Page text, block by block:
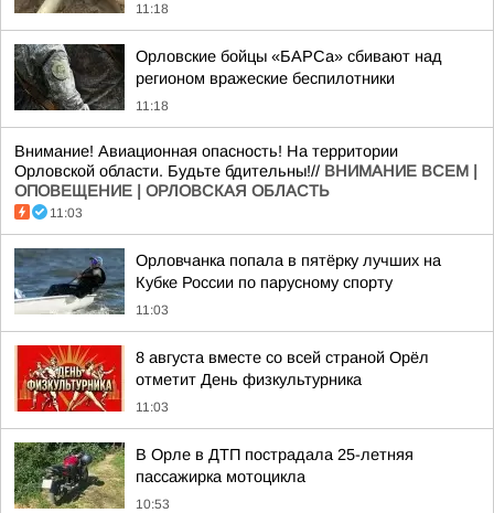
11:18
Орловские бойцы «БАРСа» сбивают над
регионом вражеские беспилотники
11:18
Внимание! Авиационная опасность! На территории
Орловской области. Будьте бдительны!// ВНИМАНИЕ ВСЕМ |
ОПОВЕЩЕНИЕ | ОРЛОВСКАЯ ОБЛАСТЬ
11:03
Орловчанка попала в пятёрку лучших на
Кубке России по парусному спорту
11:03
8 августа вместе со всей страной Орёл
отметит День физкультурника
11:03
В Орле в ДТП пострадала 25-летняя
пассажирка мотоцикла
10:53